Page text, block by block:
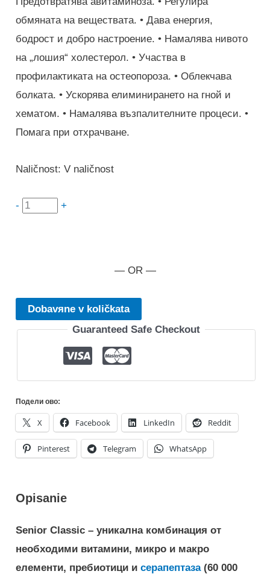
обмяната на веществата. • Дава енергия,
бодрост и добро настроение. • Намалява нивото
на „лошия“ холестерол. • Участва в
профилактиката на остеопороза. • Облекчава
болката. • Ускорява елиминирането на гной и
хематом. • Намалява възпалителните процеси. •
Помага при отхрачване.
Naličnost: V naličnost
- količestvo
+
— OR —
Dobavяne v količkata
Guaranteed Safe Checkout
Подели ово:
X Facebook LinkedIn Reddit
Pinterest Telegram WhatsApp
Opisanie
Senior Classic – уникална комбинация от
необходими витамини, микро и макро
елементи, пребиотици исерапептаза(60 000